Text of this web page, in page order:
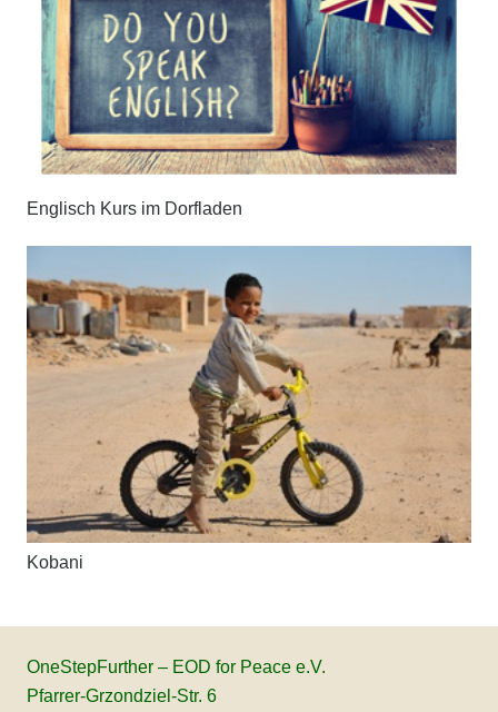
Englisch Kurs im Dorfladen
Kobani
OneStepFurther – EOD for Peace e.V.
Pfarrer-Grzondziel-Str. 6